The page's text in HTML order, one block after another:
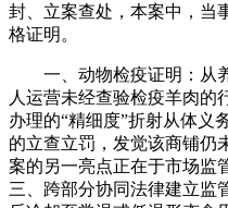
封、立案查处，本案中，当
格证明。
一、动物检疫证明：从养
人运营未经查验检疫羊肉的
办理的“精细度”折射从体义
的立查立罚，发觉该商铺仍
案的另一亮点正在于市场监
三、跨部分协同法律建立监